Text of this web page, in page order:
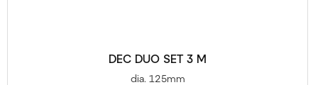
DEC DUO SET 3 M
dia. 125mm